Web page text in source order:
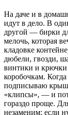
На даче и в
идут в дело. В
другой — бирки
мелочь, которая
кладовке
дюбели, гвозди,
винтики и крючки
коробочкам. Когда
подписываю
«клипсы», — и
гораздо проще.
незаменим: если